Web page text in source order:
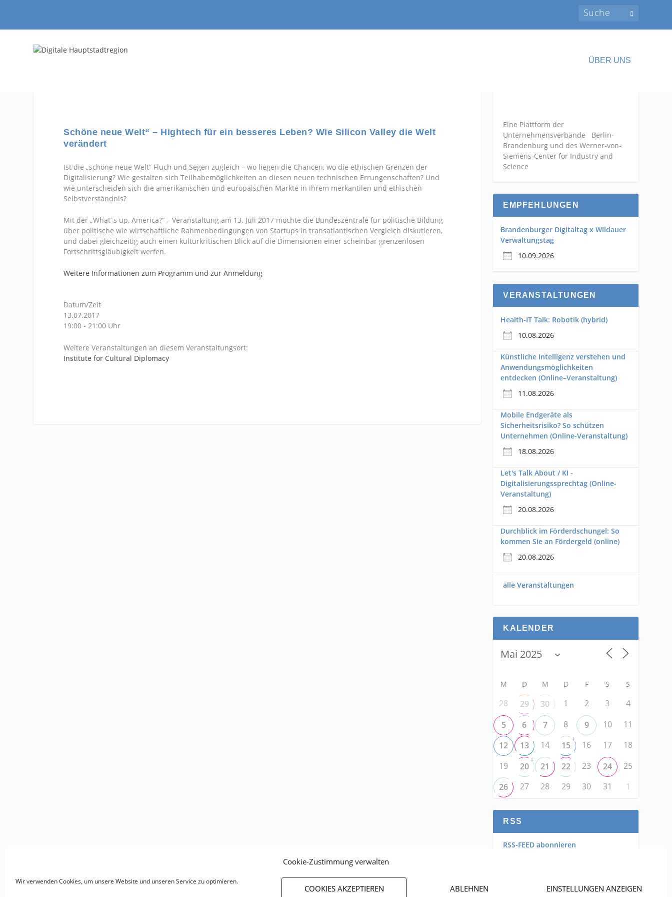
Cookie-Zustimmung verwalten
Wir verwenden Cookies, um unsere Website und unseren Service zu optimieren.
COOKIES AKZEPTIEREN ABLEHNEN EINSTELLUNGEN ANZEIGEN
ÜBER UNS
Schöne neue Welt“ – Hightech für ein besseres Leben? Wie Silicon Valley die Welt
verändert
Ist die „schöne neue Welt“ Fluch und Segen zugleich – wo liegen die Chancen, wo die ethischen Grenzen der
Digitalisierung? Wie gestalten sich Teilhabemöglichkeiten an diesen neuen technischen Errungenschaften? Und
wie unterscheiden sich die amerikanischen und europäischen Märkte in ihrem merkantilen und ethischen
Selbstverständnis?
Mit der „What’ s up, America?“ – Veranstaltung am 13. Juli 2017 möchte die Bundeszentrale für politische Bildung
über politische wie wirtschaftliche Rahmenbedingungen von Startups in transatlantischen Vergleich diskutieren,
und dabei gleichzeitig auch einen kulturkritischen Blick auf die Dimensionen einer scheinbar grenzenlosen
Fortschrittsgläubigkeit werfen.
Weitere Informationen zum Programm und zur Anmeldung
Datum/Zeit
13.07.2017
19:00 - 21:00 Uhr
Weitere Veranstaltungen an diesem Veranstaltungsort:
Institute for Cultural Diplomacy
Eine Plattform der
Unternehmensverbände Berlin-
Brandenburg und des Werner-von-
Siemens-Center for Industry and
Science
EMPFEHLUNGEN
Brandenburger Digitaltag x Wildauer
Verwaltungstag
10.09.2026
VERANSTALTUNGEN
Health-IT Talk: Robotik (hybrid)
10.08.2026
Künstliche Intelligenz verstehen und
Anwendungsmöglichkeiten
entdecken (Online–Veranstaltung)
11.08.2026
Mobile Endgeräte als
Sicherheitsrisiko? So schützen
Unternehmen (Online-Veranstaltung)
18.08.2026
Let's Talk About / KI -
Digitalisierungssprechtag (Online-
Veranstaltung)
20.08.2026
Durchblick im Förderdschungel: So
kommen Sie an Fördergeld (online)
20.08.2026
alle Veranstaltungen
KALENDER
M D M D F S S
28 29 30 1 2 3
4
5
6 7 8 9 10
11
12
13 14 15
+
16 17
18
19
20
+
21 22 23 24
25
26
27 28 29 30 31 1
RSS
RSS-FEED abonnieren